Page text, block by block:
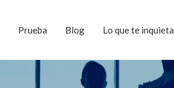
Prueba Blog Lo que te inquieta